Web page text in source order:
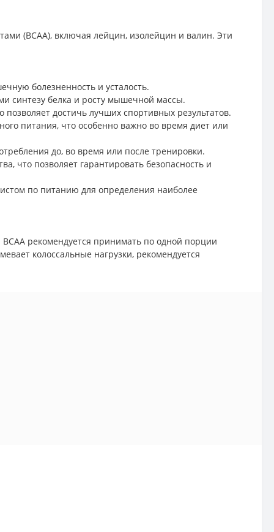
(BCAA), включая лейцин, изолейцин и валин. Эти
болезненность и усталость.
синтезу белка и росту мышечной массы.
достичь лучших спортивных результатов.
питания, что особенно важно во время диет или
до, во время или после тренировки.
что позволяет гарантировать безопасность и
по питанию для определения наиболее
рекомендуется принимать по одной порции
колоссальные нагрузки, рекомендуется